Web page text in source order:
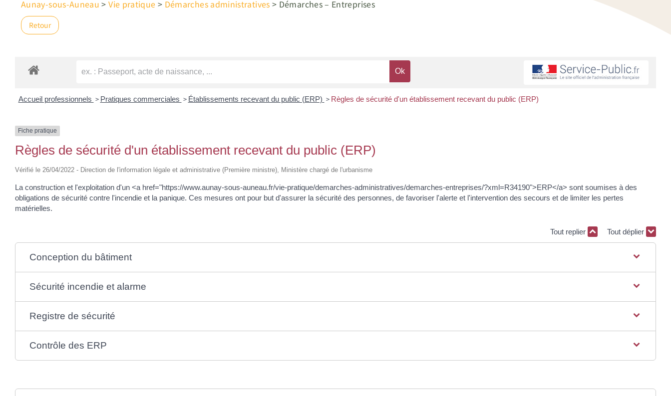
Aunay-sous-Auneau >Vie pratique > Démarches administratives > Démarches – Entreprises
Retour
Accueil professionnels > Pratiques commerciales > Établissements recevant du public (ERP) > Règles de sécurité d'un établissement recevant du public (ERP)
Fiche pratique
Règles de sécurité d'un établissement recevant du public (ERP)
Vérifié le 26/04/2022 - Direction de l'information légale et administrative (Première ministre), Ministère chargé de l'urbanisme
La construction et l'exploitation d'un <a href="https://www.aunay-sous-auneau.fr/vie-pratique/demarches-administratives/demarches-entreprises/?xml=R34190">ERP</a> sont soumises à des
obligations de sécurité contre l'incendie et la panique. Ces mesures ont pour but d'assurer la sécurité des personnes, de favoriser l'alerte et l'intervention des secours et de limiter les pertes
matérielles.
Tout replier Tout déplier
Conception du bâtiment
Sécurité incendie et alarme
Registre de sécurité
Contrôle des ERP